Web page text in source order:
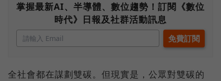
掌握最新AI、半導體、數位趨勢！訂閱《數位
時代》日報及社群活動訊息
全社會都在謀劃雙碳。但現實是，公眾對雙碳的